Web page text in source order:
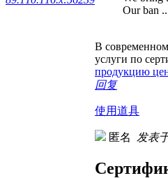
Our ban
В
услуги по
продукцию
回复
使用道具
匿名 发表